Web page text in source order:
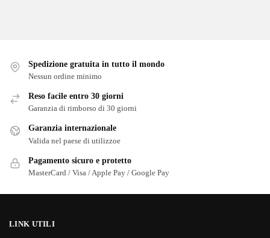
Spedizione gratuita in tutto il mondo
Nessun ordine minimo
Reso facile entro 30 giorni
Garanzia di rimborso di 30 giorni
Garanzia internazionale
Valida nel paese di utilizzoe
Pagamento sicuro e protetto
MasterCard / Visa / Apple Pay / Google Pay
LINK UTILI